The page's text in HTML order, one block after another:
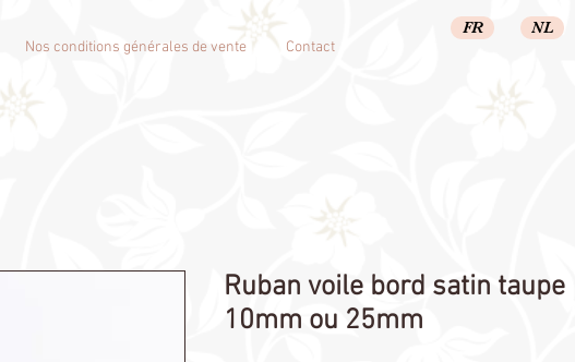
FR NL
Nos conditions générales de vente Contact
Ruban voile bord satin taupe
10mm ou 25mm